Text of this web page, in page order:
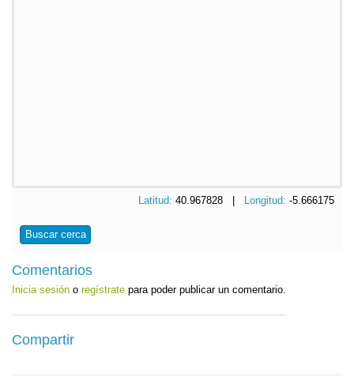
Latitud: 40.967828 | Longitud: -5.666175
Buscar cerca
Comentarios
Inicia sesión o regístrate para poder publicar un comentario.
Compartir